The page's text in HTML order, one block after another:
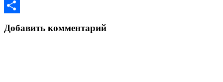
Copy
Добавить комментарий